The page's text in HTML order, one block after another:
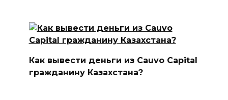
Как вывести деньги из Cauvo Capital
гражданину Казахстана?